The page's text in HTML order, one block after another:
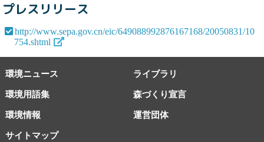
プレスリリース
http://www.sepa.gov.cn/eic/649088992876167168/20050831/10
754.shtml
環境ニュース ライブラリ
環境用語集 森づくり宣言
環境情報
サイトマップ
運営団体